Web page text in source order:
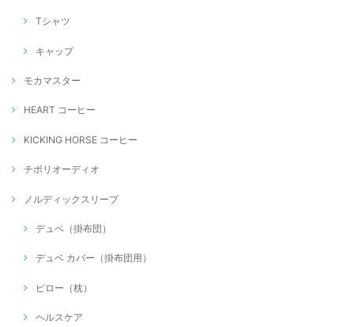
Tシャツ
キャップ
モカマスター
HEART コーヒー
KICKING HORSE コーヒー
チボリオーディオ
ノルディックスリープ
デュベ（掛布団）
デュベ カバー（掛布団用）
ピロー（枕）
ヘルスケア